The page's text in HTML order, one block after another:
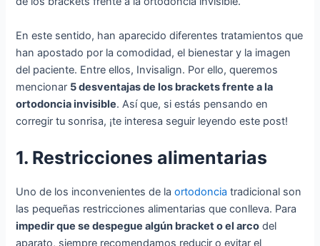
En este sentido, han aparecido diferentes tratamientos que
han apostado por la comodidad, el bienestar y la imagen
del paciente. Entre ellos, Invisalign. Por ello, queremos
mencionar 5 desventajas de los brackets frente a la
ortodoncia invisible. Así que, si estás pensando en
corregir tu sonrisa, ¡te interesa seguir leyendo este post!
1. Restricciones alimentarias
Uno de los inconvenientes de laortodoncia tradicional son
las pequeñas restricciones alimentarias que conlleva. Para
impedir que se despegue algún bracket o el arco del
aparato, siempre recomendamos reducir o evitar el